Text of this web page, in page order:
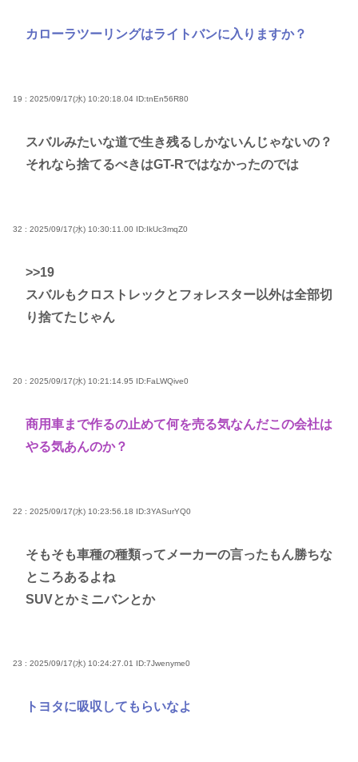
カローラツーリングはライトバンに入りますか？
19 : 2025/09/17(水) 10:20:18.04 ID:tnEn56R80
スバルみたいな道で生き残るしかないんじゃないの？
それなら捨てるべきはGT-Rではなかったのでは
32 : 2025/09/17(水) 10:30:11.00 ID:IkUc3mqZ0
>>19
スバルもクロストレックとフォレスター以外は全部切
り捨てたじゃん
20 : 2025/09/17(水) 10:21:14.95 ID:FaLWQive0
商用車まで作るの止めて何を売る気なんだこの会社は
やる気あんのか？
22 : 2025/09/17(水) 10:23:56.18 ID:3YASurYQ0
そもそも車種の種類ってメーカーの言ったもん勝ちな
ところあるよね
SUVとかミニバンとか
23 : 2025/09/17(水) 10:24:27.01 ID:7Jwenyme0
トヨタに吸収してもらいなよ